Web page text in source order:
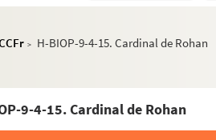
> H-BIOP-9-4-15. Cardinal de Rohan
9-4-15. Cardinal de Rohan
BIOP-7. Personnages historiques de H à M
H-BIOP-9-1. Personnages du clergé
H-BIOP-9-2. Personnages du clergé dont